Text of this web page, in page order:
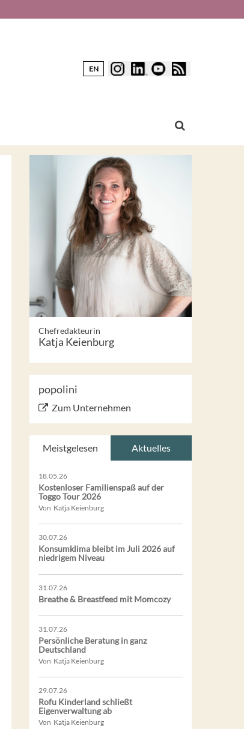
EN
Chefredakteurin
Katja Keienburg
popolini
Zum Unternehmen
Meistgelesen Aktuelles
18.05.26
Kostenloser Familienspaß auf der
Toggo Tour 2026
Von Katja Keienburg
30.07.26
Konsumklima bleibt im Juli 2026 auf
niedrigem Niveau
31.07.26
Breathe & Breastfeed mit Momcozy
31.07.26
Persönliche Beratung in ganz
Deutschland
Von Katja Keienburg
29.07.26
Rofu Kinderland schließt
Eigenverwaltung ab
Von Katja Keienburg